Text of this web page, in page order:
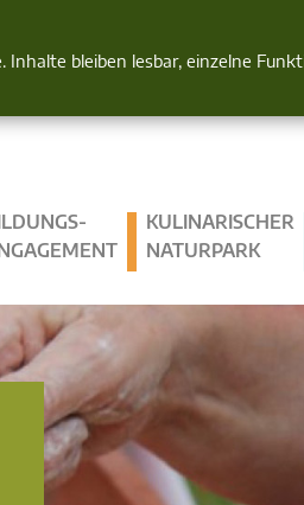
bleiben lesbar, einzelne
Blick
KULINARISCHER
NATURPARK